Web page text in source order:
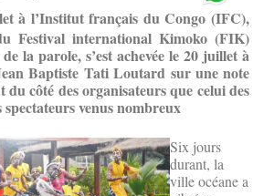
à l’Institut français du Congo (IFC),
Festival international Kimoko (FIK)
la parole, s’est achevée le 20 juillet à
Baptiste Tati Loutard sur une note
du côté des organisateurs que celui des
venus nombreux
Six jours
durant, la
ville océane a